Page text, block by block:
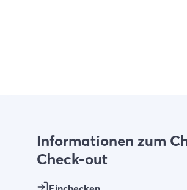
Informationen zum
Check-out